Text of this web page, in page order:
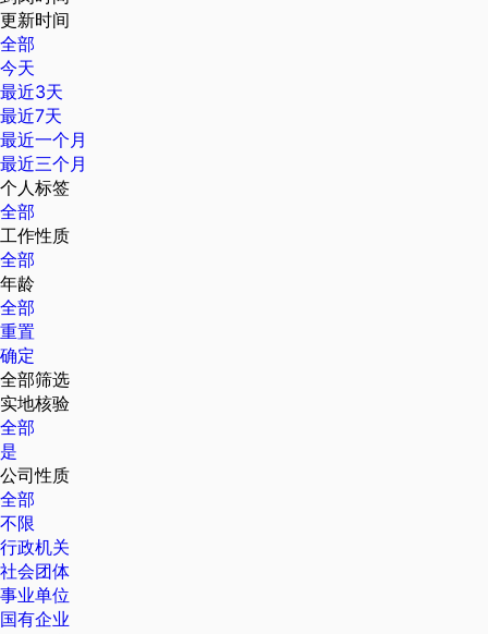
更新时间
全部
今天
最近3天
最近7天
最近一个月
最近三个月
个人标签
全部
工作性质
全部
年龄
全部
重置
确定
全部筛选
实地核验
全部
是
公司性质
全部
不限
行政机关
社会团体
事业单位
国有企业